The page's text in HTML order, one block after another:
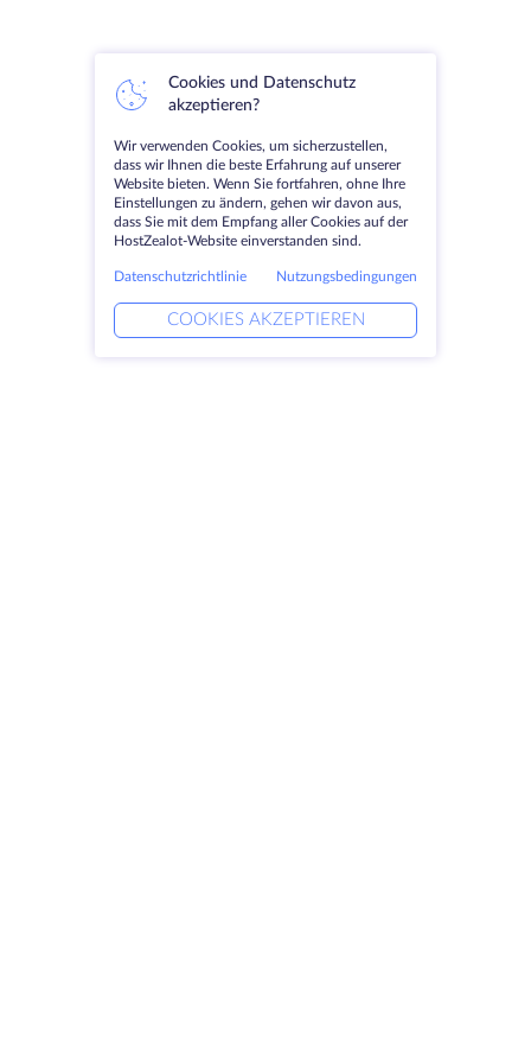
Cookies und Datenschutz
akzeptieren?
Wir verwenden Cookies, um sicherzustellen,
dass wir Ihnen die beste Erfahrung auf unserer
Website bieten. Wenn Sie fortfahren, ohne Ihre
Einstellungen zu ändern, gehen wir davon aus,
dass Sie mit dem Empfang aller Cookies auf der
HostZealot-Website einverstanden sind.
Datenschutzrichtlinie Nutzungsbedingungen
COOKIES AKZEPTIEREN